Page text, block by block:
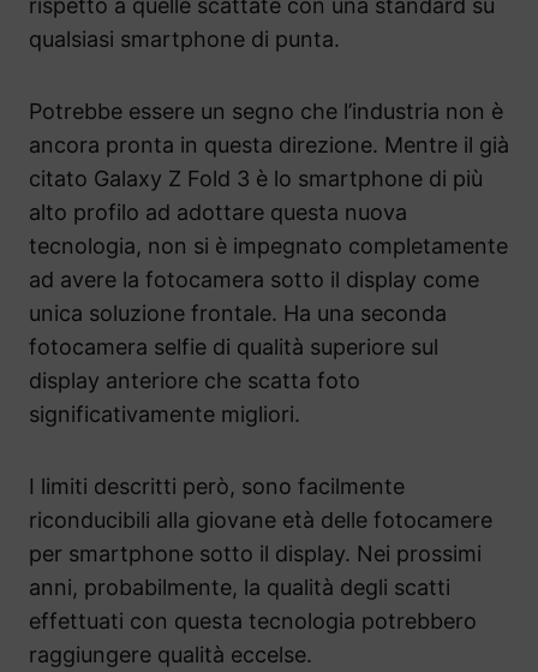
rispetto a quelle scattate con una standard su
qualsiasi smartphone di punta.
Potrebbe essere un segno che l’industria non è
ancora pronta in questa direzione. Mentre il già
citato Galaxy Z Fold 3 è lo smartphone di più
alto profilo ad adottare questa nuova
tecnologia, non si è impegnato completamente
ad avere la fotocamera sotto il display come
unica soluzione frontale. Ha una seconda
fotocamera selfie di qualità superiore sul
display anteriore che scatta foto
significativamente migliori.
I limiti descritti però, sono facilmente
riconducibili alla giovane età delle fotocamere
per smartphone sotto il display. Nei prossimi
anni, probabilmente, la qualità degli scatti
effettuati con questa tecnologia potrebbero
raggiungere qualità eccelse.